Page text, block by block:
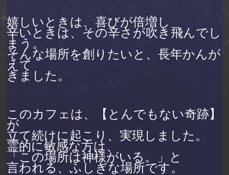
嬉しいときは、喜びが倍増し
辛いときは、その辛さが吹き飛んでし
まう。
そんな場所を創りたいと、長年かんが
えて
きました。
このカフェは、【とんでもない奇跡】
が
立て続けに起こり、実現しました。
霊的に敏感な方は、
「この場所は神様がいる。」と
言われる、ふしぎな場所です。